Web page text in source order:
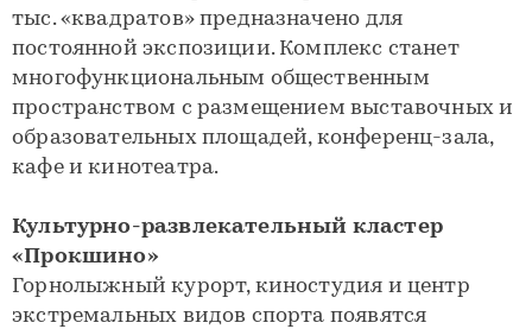
тыс. «квадратов» предназначено для
постоянной экспозиции. Комплекс станет
многофункциональным общественным
пространством с размещением выставочных и
образовательных площадей, конференц-зала,
кафе и кинотеатра.
Культурно-развлекательный кластер
«Прокшино»
Горнолыжный курорт, киностудия и центр
экстремальных видов спорта появятся